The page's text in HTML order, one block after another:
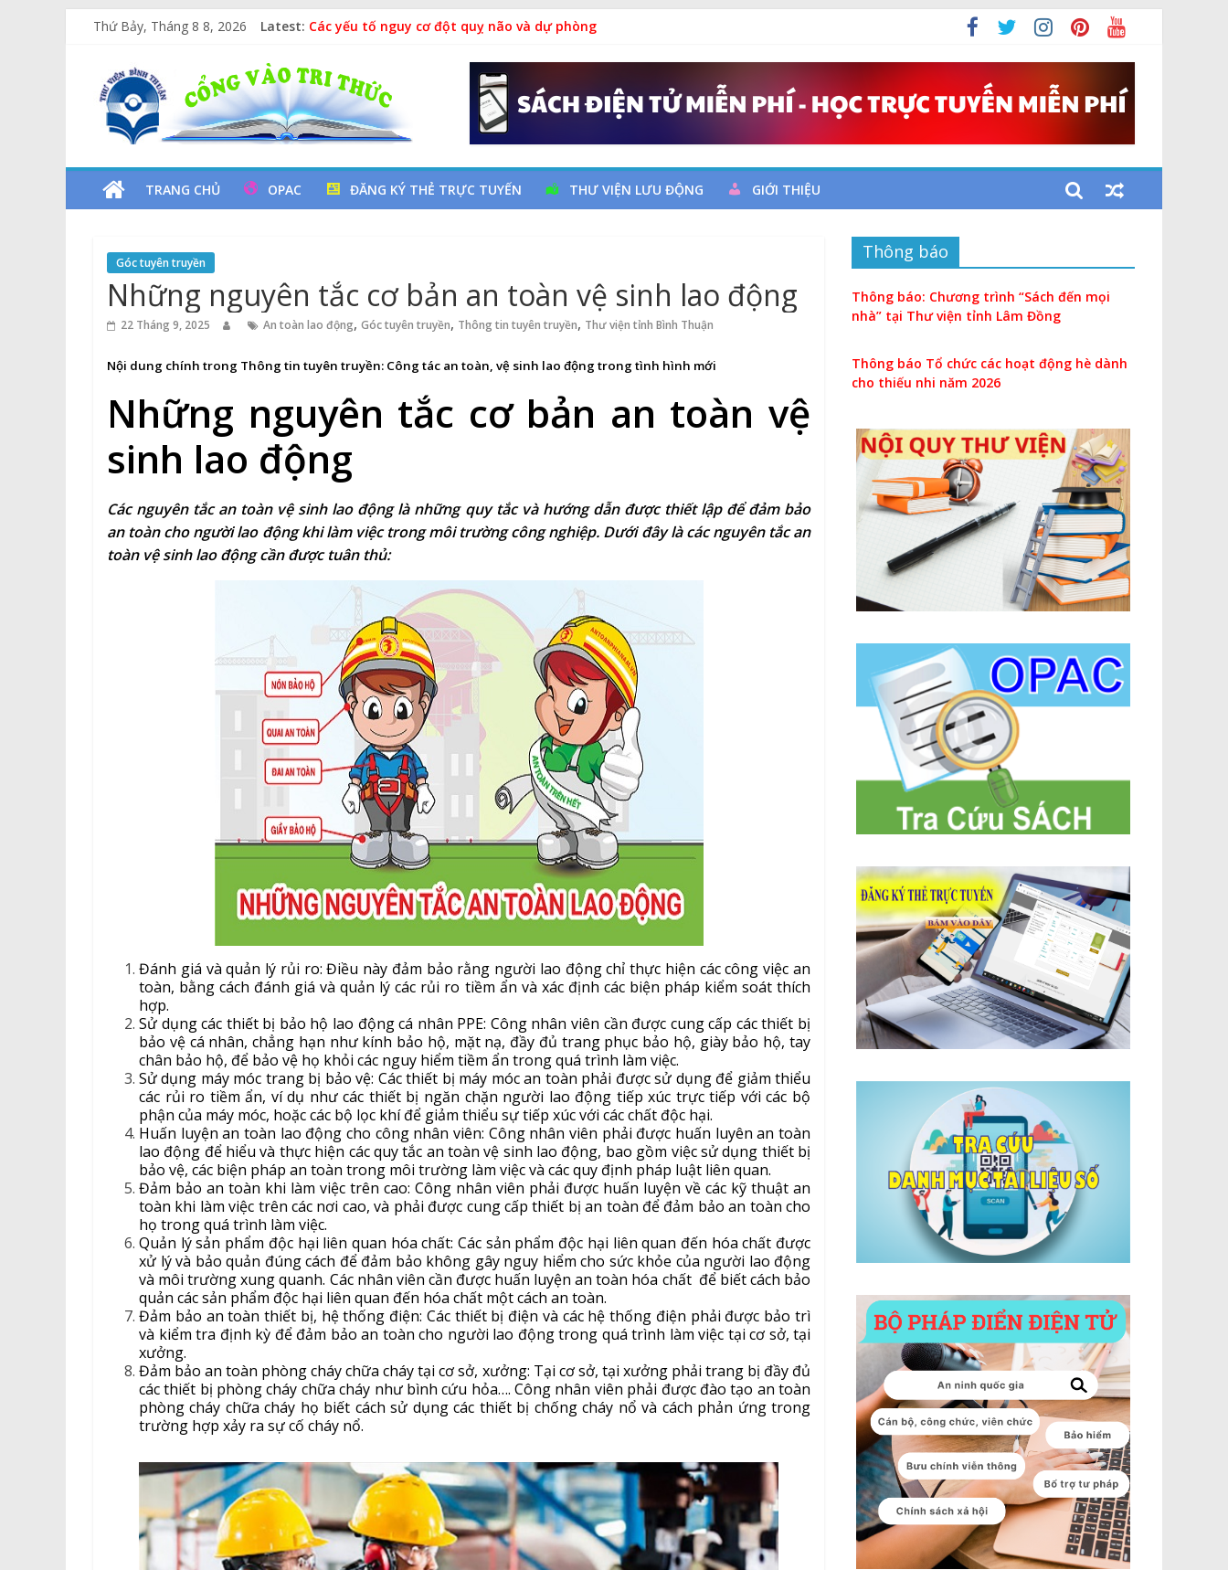
Thứ Bảy, Tháng 8 8, 2026 Latest:
Xe Lu Và Xe Ca
Các yếu tố nguy cơ đột quỵ não và dự phòng
Lan tỏa văn hóa đọc qua chương trình giao lưu và trao tặng sách cho thiếu nhi
Kỷ niệm 97 năm Ngày thành lập Công đoàn Việt Nam (28/7/1929 – 28/7/2026)
Thư
Viện
Tỉnh
Bình
Thuận
Cổng
Tri
TRANG CHỦ OPAC ĐĂNG KÝ THẺ TRỰC TUYẾN THƯ VIỆN LƯU ĐỘNG GIỚI THIỆU
Góc tuyên truyền
Những nguyên tắc cơ bản an toàn vệ sinh lao động
22 Tháng 9, 2025 An toàn lao động, Góc tuyên truyền, Thông tin tuyên truyền, Thư viện tỉnh Bình Thuận
Nội dung chính trong Thông tin tuyên truyền: Công tác an toàn, vệ sinh lao động trong tình hình mới
Những nguyên tắc cơ bản an toàn vệ
sinh lao động
Các nguyên tắc an toàn vệ sinh lao động là những quy tắc và hướng dẫn được thiết lập để đảm bảo
an toàn cho người lao động khi làm việc trong môi trường công nghiệp. Dưới đây là các nguyên tắc an
toàn vệ sinh lao động cần được tuân thủ:
Đánh giá và quản lý rủi ro: Điều này đảm bảo rằng người lao động chỉ thực hiện các công việc an
toàn, bằng cách đánh giá và quản lý các rủi ro tiềm ẩn và xác định các biện pháp kiểm soát thích
hợp.
Sử dụng các thiết bị bảo hộ lao động cá nhân PPE: Công nhân viên cần được cung cấp các thiết bị
bảo vệ cá nhân, chẳng hạn như kính bảo hộ, mặt nạ, đầy đủ trang phục bảo hộ, giày bảo hộ, tay
chân bảo hộ, để bảo vệ họ khỏi các nguy hiểm tiềm ẩn trong quá trình làm việc.
Sử dụng máy móc trang bị bảo vệ: Các thiết bị máy móc an toàn phải được sử dụng để giảm thiểu
các rủi ro tiềm ẩn, ví dụ như các thiết bị ngăn chặn người lao động tiếp xúc trực tiếp với các bộ
phận của máy móc, hoặc các bộ lọc khí để giảm thiểu sự tiếp xúc với các chất độc hại.
Huấn luyện an toàn lao động cho công nhân viên: Công nhân viên phải được huấn luyên an toàn
lao động để hiểu và thực hiện các quy tắc an toàn vệ sinh lao động, bao gồm việc sử dụng thiết bị
bảo vệ, các biện pháp an toàn trong môi trường làm việc và các quy định pháp luật liên quan.
Đảm bảo an toàn khi làm việc trên cao: Công nhân viên phải được huấn luyện về các kỹ thuật an
toàn khi làm việc trên các nơi cao, và phải được cung cấp thiết bị an toàn để đảm bảo an toàn cho
họ trong quá trình làm việc.
Quản lý sản phẩm độc hại liên quan hóa chất: Các sản phẩm độc hại liên quan đến hóa chất được
xử lý và bảo quản đúng cách để đảm bảo không gây nguy hiểm cho sức khỏe của người lao động
và môi trường xung quanh. Các nhân viên cần được huấn luyện an toàn hóa chất để biết cách bảo
quản các sản phẩm độc hại liên quan đến hóa chất một cách an toàn.
Đảm bảo an toàn thiết bị, hệ thống điện: Các thiết bị điện và các hệ thống điện phải được bảo trì
và kiểm tra định kỳ để đảm bảo an toàn cho người lao động trong quá trình làm việc tại cơ sở, tại
xưởng.
Đảm bảo an toàn phòng cháy chữa cháy tại cơ sở, xưởng: Tại cơ sở, tại xưởng phải trang bị đầy đủ
các thiết bị phòng cháy chữa cháy như bình cứu hỏa…. Công nhân viên phải được đào tạo an toàn
phòng cháy chữa cháy họ biết cách sử dụng các thiết bị chống cháy nổ và cách phản ứng trong
trường hợp xảy ra sự cố cháy nổ.
Thông báo
Thông báo: Chương trình “Sách đến mọi
nhà” tại Thư viện tỉnh Lâm Đồng
Thông báo Tổ chức các hoạt động hè dành
cho thiếu nhi năm 2026